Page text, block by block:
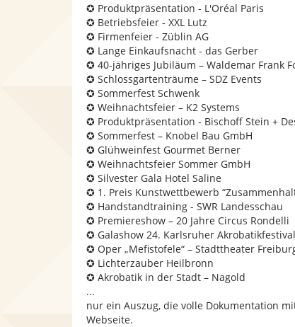
✪ Produktpräsentation - L'Oréal Paris
✪ Betriebsfeier - XXL Lutz
✪ Firmenfeier - Züblin AG
✪ Lange Einkaufsnacht - das Gerber
✪ 40-jähriges Jubiläum – Waldemar Frank
✪ Schlossgartenträume – SDZ Events
✪ Sommerfest Schwenk
✪ Weihnachtsfeier – K2 Systems
✪ Produktpräsentation - Bischoff Stein +
✪ Sommerfest – Knobel Bau GmbH
✪ Glühweinfest Gourmet Berner
✪ Weihnachtsfeier Sommer GmbH
✪ Silvester Gala Hotel Saline
✪ 1. Preis Kunstwettbewerb
✪ Handstandtraining - SWR Landesschau
✪ Premiereshow – 20 Jahre Circus Rondelli
✪ Galashow 24. Karlsruher Akrobatikfestival
✪ Oper „Mefistofele“ – Stadttheater
✪ Lichterzauber Heilbronn
✪ Akrobatik in der Stadt – Nagold
...
nur ein Auszug, die volle Dokumentation
Webseite.